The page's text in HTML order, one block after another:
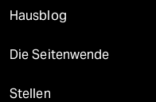
Hausblog
Die Seitenwende
Stellen